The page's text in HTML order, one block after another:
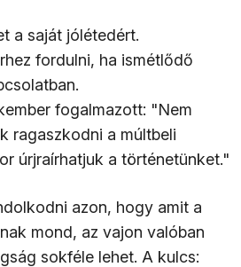
a saját jólétedért.
fordulni, ha ismétlődő
fogalmazott: "Nem
ragaszkodni a múltbeli
úrjraírhatjuk a történetünket."
azon, hogy amit a
mond, az vajon valóban
sokféle lehet. A kulcs: